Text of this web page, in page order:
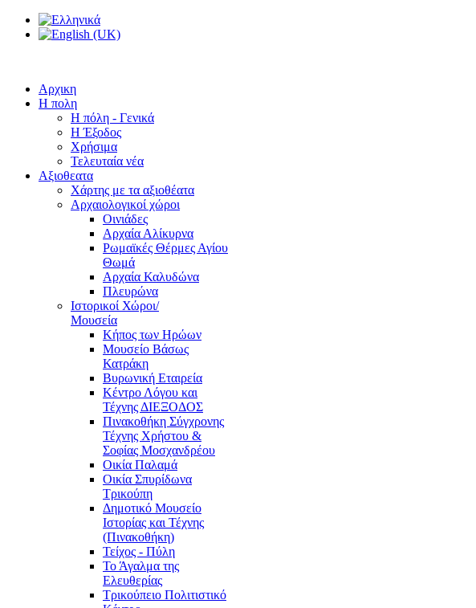
Αρχικη
Η πολη
Η πόλη - Γενικά
Η Έξοδος
Χρήσιμα
Τελευταία νέα
Αξιοθεατα
Χάρτης με τα αξιοθέατα
Αρχαιολογικοί χώροι
Οινιάδες
Αρχαία Αλίκυρνα
Ρωμαϊκές Θέρμες Αγίου
Θωμά
Αρχαία Καλυδώνα
Πλευρώνα
Ιστορικοί Χώροι/
Μουσεία
Κήπος των Ηρώων
Μουσείο Βάσως
Κατράκη
Βυρωνική Εταιρεία
Κέντρο Λόγου και
Τέχνης ΔΙΕΞΟΔΟΣ
Πινακοθήκη Σύγχρονης
Τέχνης Χρήστου &
Σοφίας Μοσχανδρέου
Οικία Παλαμά
Οικία Σπυρίδωνα
Τρικούπη
Δημοτικό Μουσείο
Ιστορίας και Τέχνης
(Πινακοθήκη)
Τείχος - Πύλη
Το Άγαλμα της
Ελευθερίας
Τρικούπειο Πολιτιστικό